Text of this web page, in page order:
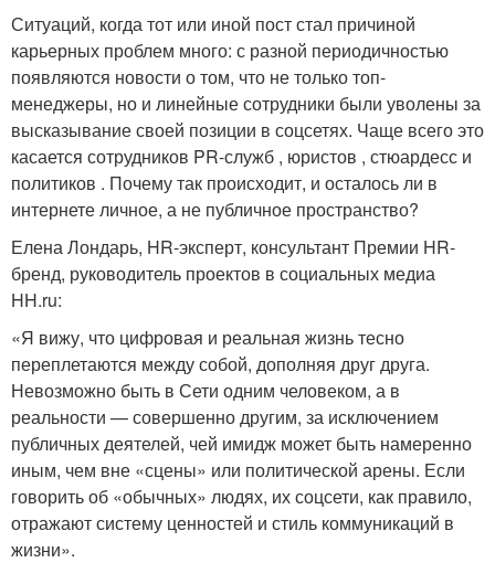
Ситуаций, когда тот или иной пост стал причиной
карьерных проблем много: с разной периодичностью
появляются новости о том, что не только топ-
менеджеры, но и линейные сотрудники были уволены за
высказывание своей позиции в соцсетях. Чаще всего это
касается сотрудников PR-служб , юристов , стюардесс и
политиков . Почему так происходит, и осталось ли в
интернете личное, а не публичное пространство?
Елена Лондарь, HR-эксперт, консультант Премии HR-
бренд, руководитель проектов в социальных медиа
HH.ru:
«Я вижу, что цифровая и реальная жизнь тесно
переплетаются между собой, дополняя друг друга.
Невозможно быть в Сети одним человеком, а в
реальности — совершенно другим, за исключением
публичных деятелей, чей имидж может быть намеренно
иным, чем вне «сцены» или политической арены. Если
говорить об «обычных» людях, их соцсети, как правило,
отражают систему ценностей и стиль коммуникаций в
жизни».